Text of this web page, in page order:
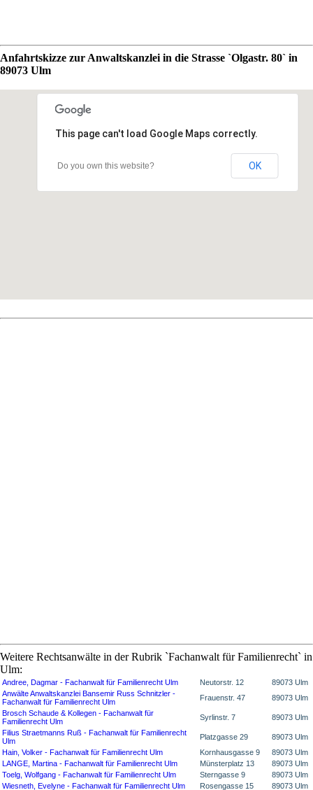
Anfahrtskizze zur Anwaltskanzlei in die Strasse `Olgastr. 80` in
89073 Ulm
This page can't load Google Maps correctly.
Do you own this website? OK
Weitere Rechtsanwälte in der Rubrik `Fachanwalt für Familienrecht` in
Ulm:
Andree, Dagmar - Fachanwalt für Familienrecht Ulm Neutorstr. 12
89073 Ulm
Anwälte Anwaltskanzlei Bansemir Russ Schnitzler -
Fachanwalt für Familienrecht Ulm
Frauenstr. 47
89073 Ulm
Brosch Schaude & Kollegen - Fachanwalt für
Familienrecht Ulm
Syrlinstr. 7
89073 Ulm
Filius Straetmanns Ruß - Fachanwalt für Familienrecht
Ulm
Platzgasse 29
89073 Ulm
Hain, Volker - Fachanwalt für Familienrecht Ulm
Kornhausgasse 9
89073 Ulm
LANGE, Martina - Fachanwalt für Familienrecht Ulm
Münsterplatz 13
89073 Ulm
Toelg, Wolfgang - Fachanwalt für Familienrecht Ulm
Sterngasse 9
89073 Ulm
Wiesneth, Evelyne - Fachanwalt für Familienrecht Ulm
Rosengasse 15
89073 Ulm